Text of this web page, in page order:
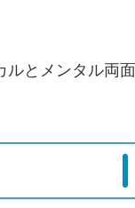
ルとメンタル両面